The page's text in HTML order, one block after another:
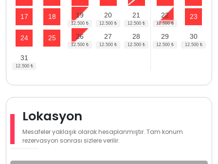
17 18 19 20 21 22 23
24 25 26 27 28 29 30
31
Lokasyon
Mesafeler yaklaşık olarak hesaplanmıştır. Tam konum
rezervasyon sonrası sizlere verilir.